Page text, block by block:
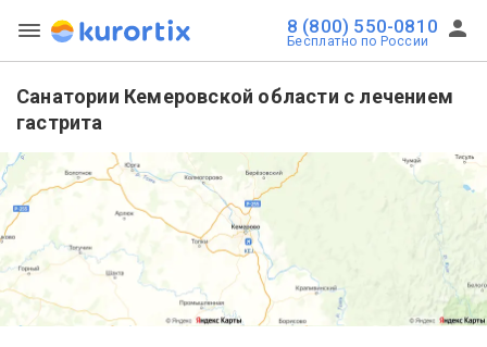
8 (800) 550-0810
Бесплатно по России
Санатории Кемеровской области с лечением
гастрита